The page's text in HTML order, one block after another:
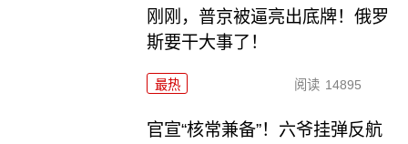
刚刚，普京被逼亮出底牌！俄罗
斯要干大事了！
最热 阅读 14895
官宣“核常兼备”！六爷挂弹反航